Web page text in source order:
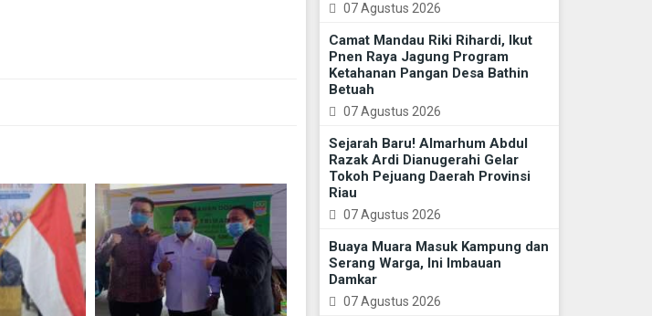
07 Agustus 2026
Camat Mandau Riki Rihardi, Ikut
Pnen Raya Jagung Program
Ketahanan Pangan Desa Bathin
Betuah
07 Agustus 2026
Sejarah Baru! Almarhum Abdul
Razak Ardi Dianugerahi Gelar
Tokoh Pejuang Daerah Provinsi
Riau
07 Agustus 2026
Buaya Muara Masuk Kampung dan
Serang Warga, Ini Imbauan
Damkar
07 Agustus 2026